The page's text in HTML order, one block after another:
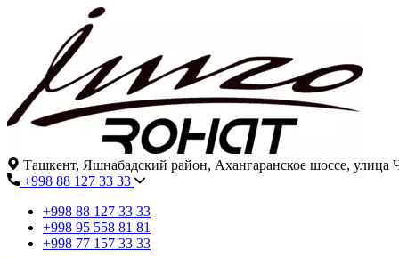
Ташкент, Яшнабадский район, Ахангаранское шоссе, улица
+998 88 127 33 33
+998 88 127 33 33
+998 95 558 81 81
+998 77 157 33 33